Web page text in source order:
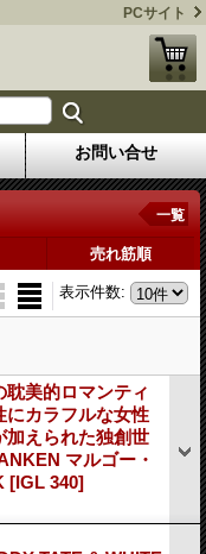
PCサイト
お問い合せ
一覧
売れ筋順
表示件数:
美的ロマンティ
にカラフルな女性
加えられた独創世
マルゴー・
[IGL 340]